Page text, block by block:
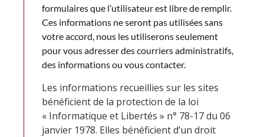
formulaires que l’utilisateur est libre de remplir.
Ces informations ne seront pas utilisées sans
votre accord, nous les utiliserons seulement
pour vous adresser des courriers administratifs,
des informations ou vous contacter.
Les informations recueillies sur les sites
bénéficient de la protection de la loi
« Informatique et Libertés » n° 78-17 du 06
janvier 1978. Elles bénéficient d’un droit